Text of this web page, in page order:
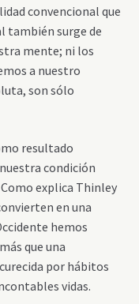
convencional que
también surge de
mente; ni los
a nuestro
son sólo
resultado
condición
explica Thinley
en una
hemos
que una
por hábitos
vidas.